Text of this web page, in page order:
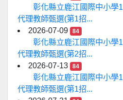
彰化縣立鹿江國際中小學
代理教師甄選(第1招...
2026-07-09
84
彰化縣立鹿江國際中小學
代理教師甄選(第2招...
2026-07-13
84
彰化縣立鹿江國際中小學
代理教師甄選(第1招...